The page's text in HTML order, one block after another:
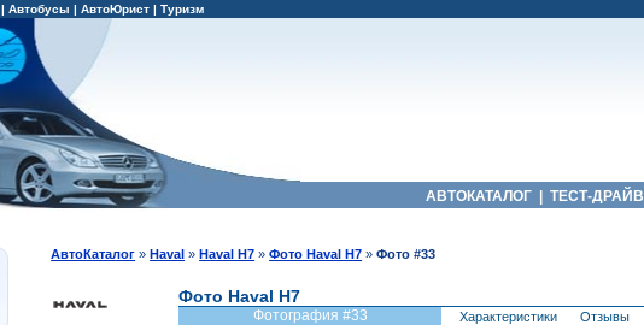
| Автобусы | АвтоЮрист | Туризм
АВТОКАТАЛОГ ТЕСТ-ДРАЙВ
АвтоКаталог »Haval »Haval H7 »Фото Haval H7 »Фото #33
Фото Haval H7
Фотография #33 Характеристики Отзывы